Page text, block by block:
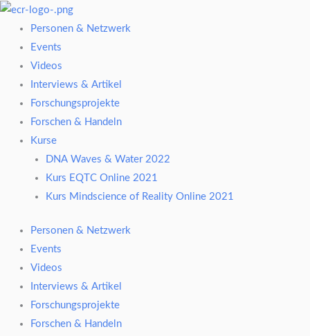
Zum
Inhalt
springen
Personen & Netzwerk
Events
Videos
Interviews & Artikel
Forschungsprojekte
Forschen & Handeln
Kurse
DNA Waves & Water 2022
Kurs EQTC Online 2021
Kurs Mindscience of Reality Online 2021
Personen & Netzwerk
Events
Videos
Interviews & Artikel
Forschungsprojekte
Forschen & Handeln